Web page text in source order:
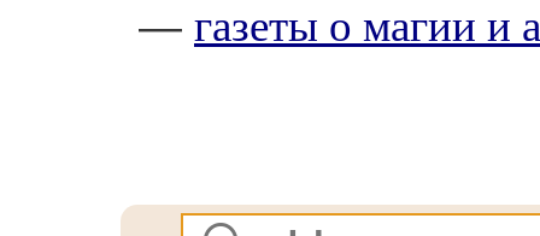
— газеты о магии и